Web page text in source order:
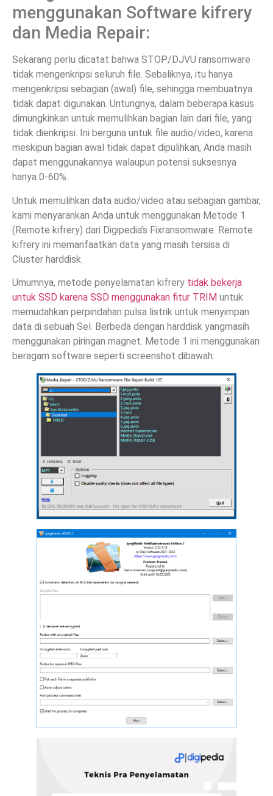
menggunakan Software kifrery
dan Media Repair:
Sekarang perlu dicatat bahwa STOP/DJVU ransomware
tidak mengenkripsi seluruh file. Sebaliknya, itu hanya
mengenkripsi sebagian (awal) file, sehingga membuatnya
tidak dapat digunakan. Untungnya, dalam beberapa kasus
dimungkinkan untuk memulihkan bagian lain dari file, yang
tidak dienkripsi. Ini berguna untuk file audio/video, karena
meskipun bagian awal tidak dapat dipulihkan, Anda masih
dapat menggunakannya walaupun potensi suksesnya
hanya 0-60%.
Untuk memulihkan data audio/video atau sebagian gambar,
kami menyarankan Anda untuk menggunakan Metode 1
(Remote kifrery) dari Digipedia’s Fixransomware. Remote
kifrery ini memanfaatkan data yang masih tersisa di
Cluster harddisk.
Umumnya, metode penyelamatan kifrery tidak bekerja
untuk SSD karena SSD menggunakan fitur TRIM untuk
memudahkan perpindahan pulsa listrik untuk menyimpan
data di sebuah Sel. Berbeda dengan harddisk yangmasih
menggunakan piringan magnet. Metode 1 ini menggunakan
beragam software seperti screenshot dibawah: